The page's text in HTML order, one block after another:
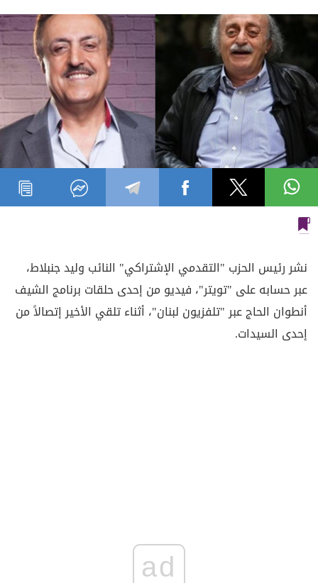
نشر رئيس الحزب "التقدمي الإشتراكي" النائب وليد جنبلاط،
عبر حسابه على "تويتر"، فيديو من إحدى حلقات برنامج الشيف
أنطوان الحاج عبر "تلفزيون لبنان"، أثناء تلقي الأخير إتصالاً من
إحدى السيدات.
ad